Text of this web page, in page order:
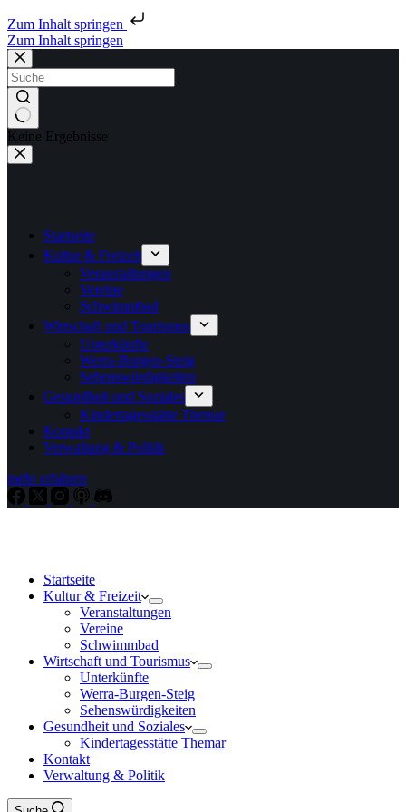
Zum Inhalt springen
Zum Inhalt springen
Keine Ergebnisse
Startseite
Kultur & Freizeit
Veranstaltungen
Vereine
Schwimmbad
Wirtschaft und Tourismus
Unterkünfte
Werra-Burgen-Steig
Sehenswürdigkeiten
Gesundheit und Soziales
Kindertagesstätte Themar
Kontakt
Verwaltung & Politik
mehr erfahren
Startseite
Kultur & Freizeit
Veranstaltungen
Vereine
Schwimmbad
Wirtschaft und Tourismus
Unterkünfte
Werra-Burgen-Steig
Sehenswürdigkeiten
Gesundheit und Soziales
Kindertagesstätte Themar
Kontakt
Verwaltung & Politik